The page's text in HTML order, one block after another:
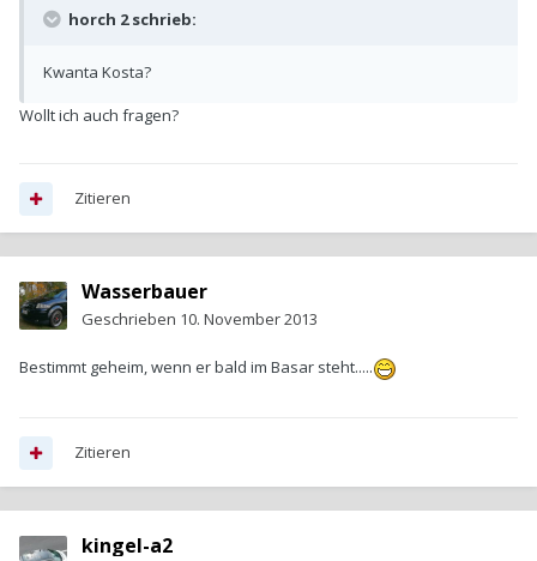
horch 2 schrieb:
Kwanta Kosta?
Wollt ich auch fragen?
Zitieren
Wasserbauer
Geschrieben 10. November 2013
Bestimmt geheim, wenn er bald im Basar steht.....
Zitieren
kingel-a2